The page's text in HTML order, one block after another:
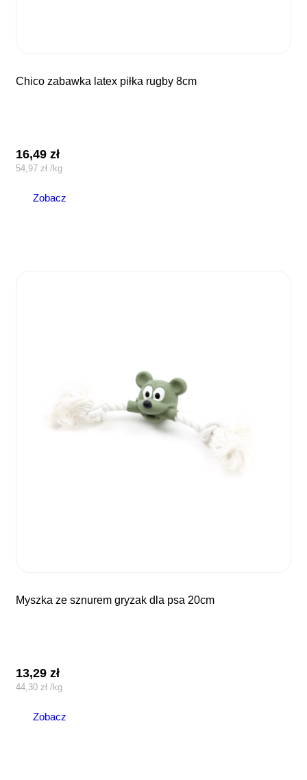
chico zabawka latex piłka rugby 8cm
16,49zł
54,97 zł /kg
Zobacz
myszka ze sznurem gryzak dla psa 20cm
13,29zł
44,30 zł /kg
Zobacz